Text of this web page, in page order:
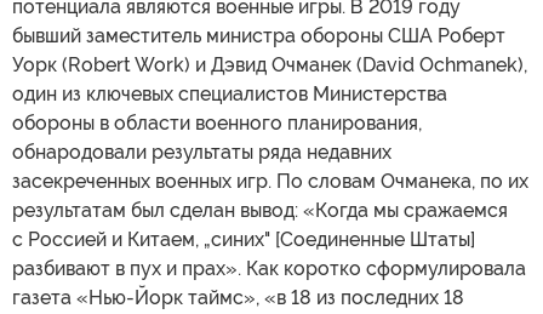
потенциала являются военные игры. В 2019 году
бывший заместитель министра обороны США Роберт
Уорк (Robert Work) и Дэвид Очманек (David Ochmanek),
один из ключевых специалистов Министерства
обороны в области военного планирования,
обнародовали результаты ряда недавних
засекреченных военных игр. По словам Очманека, по их
результатам был сделан вывод: «Когда мы сражаемся
с Россией и Китаем, „синих" [Соединенные Штаты]
разбивают в пух и прах». Как коротко сформулировала
газета «Нью-Йорк таймс», «в 18 из последних 18